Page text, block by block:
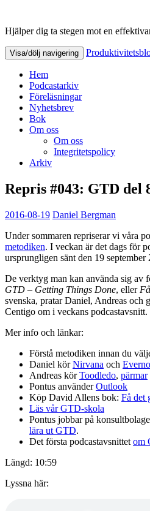
Hjälper dig ta stegen mot en
Visa/dölj navigering
Hem
Podcastarkiv
Föreläsningar
Nyhetsbrev
Bok
Om oss
Om oss
Integritetspolicy
Arkiv
Repris #043: GTD del
2016-08-19 Daniel Bergman
Under sommaren repriserar vi våra
metodiken. I veckan är det dags för
ursprungligen sänt den 19 september
De verktyg man kan använda sig av
GTD – Getting Things Done, eller
svenska, pratar Daniel, Andreas och
Centigo om i veckans podcastavsnitt.
Mer info och länkar:
Förstå metodiken innan du
Daniel körNirvana och
Andreas körToodledo, pärmar
Pontus använderOutlook
Köp David Allens bok: Få det
Läs vår GTD-skola
Pontus jobbar på
lära ut GTD.
Det första podcastavsnittet om
Längd: 10:59
Lyssna här: